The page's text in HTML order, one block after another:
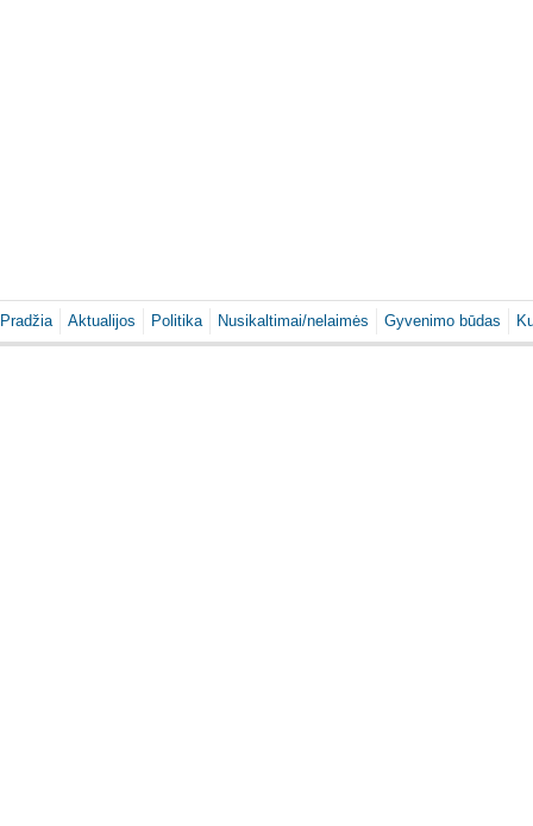
Pradžia Aktualijos Politika Nusikaltimai/nelaimės Gyvenimo būdas